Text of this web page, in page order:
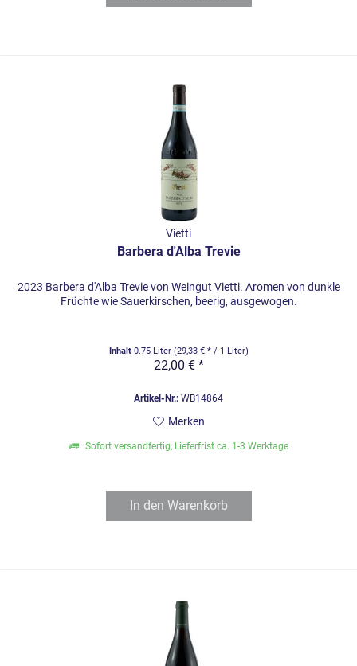
Vietti
Barbera d'Alba Trevie
2023 Barbera d'Alba Trevie von Weingut Vietti. Aromen von dunkle
Früchte wie Sauerkirschen, beerig, ausgewogen.
Inhalt 0.75 Liter (29,33 € * / 1 Liter)
22,00 € *
Artikel-Nr.: WB14864
Merken
Sofort versandfertig, Lieferfrist ca. 1-3 Werktage
In den Warenkorb